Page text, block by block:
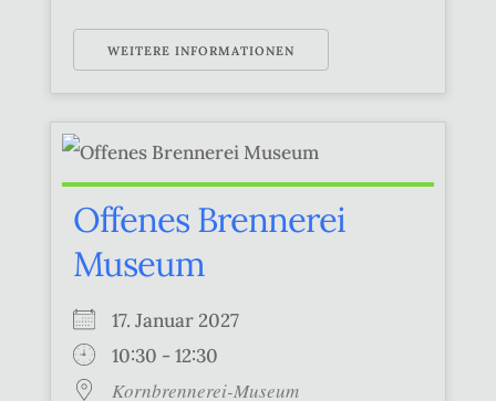
WEITERE INFORMATIONEN
Offenes Brennerei
Museum
17. Januar 2027
10:30 - 12:30
Kornbrennerei-Museum